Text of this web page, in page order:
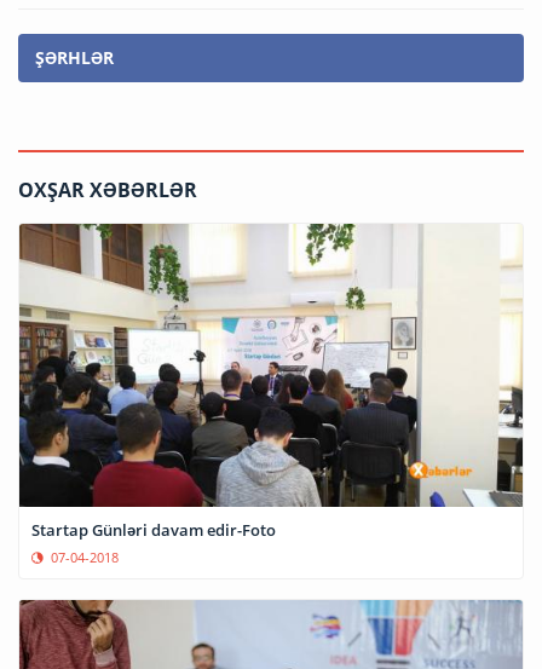
ŞƏRHLƏR
OXŞAR XƏBƏRLƏR
Startap Günləri davam edir-Foto
07-04-2018